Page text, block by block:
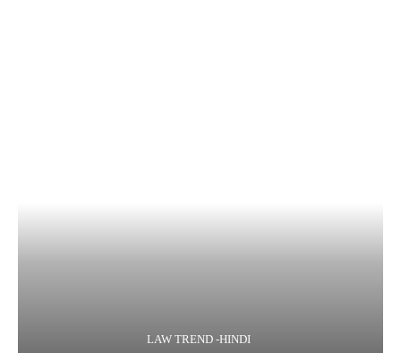
LAW TREND -HINDI